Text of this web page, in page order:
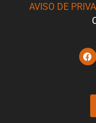
AVISO DE